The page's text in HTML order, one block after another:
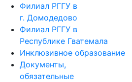
Филиал РГГУ в
г. Домодедово
Филиал РГГУ в
Республике Гватемала
Инклюзивное образование
Документы,
обязательные